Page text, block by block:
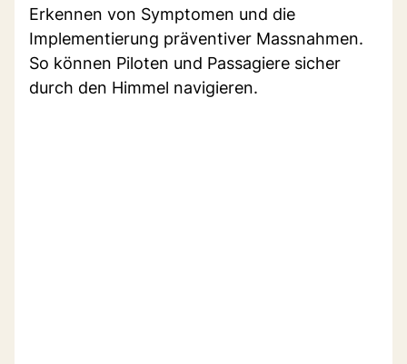
Erkennen von Symptomen und die
Implementierung präventiver Massnahmen.
So können Piloten und Passagiere sicher
durch den Himmel navigieren.